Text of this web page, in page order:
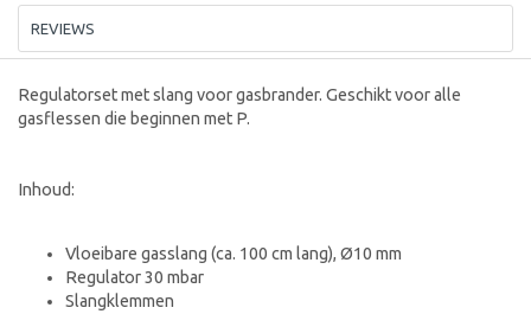
REVIEWS
Regulatorset met slang voor gasbrander. Geschikt voor alle
gasflessen die beginnen met P.
Inhoud:
Vloeibare gasslang (ca. 100 cm lang), Ø10 mm
Regulator 30 mbar
Slangklemmen